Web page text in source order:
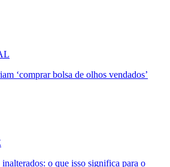
‘comprar bolsa de olhos vendados’
o que isso significa para o